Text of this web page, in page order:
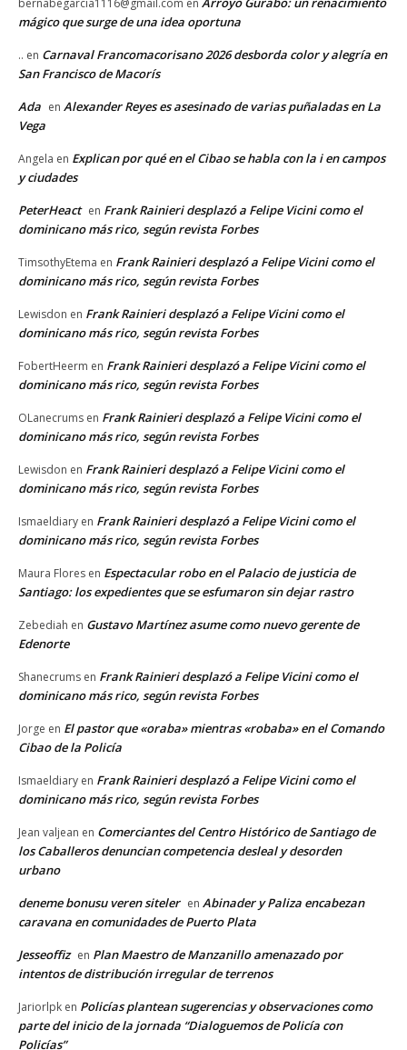
bernabegarcia1116@gmail.com en
mágico que surge de una idea oportuna
.. en Carnaval Francomacorisano 2026 desborda color y alegría en
San Francisco de Macorís
Ada en Alexander Reyes es asesinado de varias puñaladas en La
Vega
Angela en Explican por qué en el Cibao se habla con la i en campos
y ciudades
PeterHeact en Frank Rainieri desplazó a Felipe Vicini como el
dominicano más rico, según revista Forbes
TimsothyEtema en Frank Rainieri desplazó a Felipe Vicini como el
dominicano más rico, según revista Forbes
Lewisdon en Frank Rainieri desplazó a Felipe Vicini como el
dominicano más rico, según revista Forbes
FobertHeerm en Frank Rainieri desplazó a Felipe Vicini como el
dominicano más rico, según revista Forbes
OLanecrums en Frank Rainieri desplazó a Felipe Vicini como el
dominicano más rico, según revista Forbes
Lewisdon en Frank Rainieri desplazó a Felipe Vicini como el
dominicano más rico, según revista Forbes
Ismaeldiary en Frank Rainieri desplazó a Felipe Vicini como el
dominicano más rico, según revista Forbes
Maura Flores en Espectacular robo en el Palacio de justicia de
Santiago: los expedientes que se esfumaron sin dejar rastro
Zebediah en Gustavo Martínez asume como nuevo gerente de
Edenorte
Shanecrums en Frank Rainieri desplazó a Felipe Vicini como el
dominicano más rico, según revista Forbes
Jorge en El pastor que «oraba» mientras «robaba» en el Comando
Cibao de la Policía
Ismaeldiary en Frank Rainieri desplazó a Felipe Vicini como el
dominicano más rico, según revista Forbes
Jean valjean en Comerciantes del Centro Histórico de Santiago de
los Caballeros denuncian competencia desleal y desorden
urbano
deneme bonusu veren siteler en Abinader y Paliza encabezan
caravana en comunidades de Puerto Plata
Jesseoffiz en Plan Maestro de Manzanillo amenazado por
intentos de distribución irregular de terrenos
Jariorlpk en Policías plantean sugerencias y observaciones como
parte del inicio de la jornada “Dialoguemos de Policía con
Policías”